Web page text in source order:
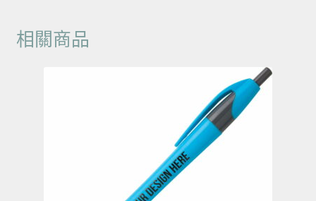
相關商品